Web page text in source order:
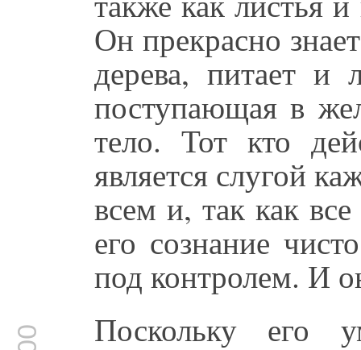
Он прекрасно
дерева, питает и
поступающая в
тело. Тот кто
является слугой
всем и, так как
его сознание
под контролем. И
Поскольку его